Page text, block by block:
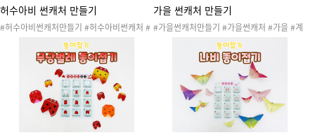
허수아비 썬캐처 만들기
#허수아비썬캐처만들기 #허수아비썬캐처 #
가을썬캐처 #가을 #계절 #날씨 #낙엽 #자연
#자연물 #단풍 #가을환경 #가을활동 #가을
놀이 #가을도안 #가을만들기 #환경구성 #썬
캐처 #썬캐쳐 #가을환경구성 #가을환경판
가을 썬캐처 만들기
#가을썬캐처만들기 #가을썬캐처 #가을 #계
절 #날씨 #낙엽 #자연 #자연물 #단풍 #가을
환경 #가을활동 #가을놀이 #가을도안 #가을
만들기 #환경구성 #썬캐처 #썬캐쳐 #가을환
경구성 #가을환경판